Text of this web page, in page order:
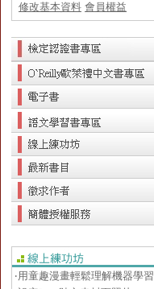
修改基本資料 會員權益
‧用童趣漫畫輕鬆理解機器學習